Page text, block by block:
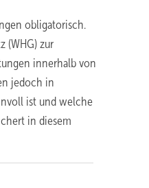
obligatorisch.
(WHG) zur
innerhalb von
jedoch in
ist und welche
in diesem